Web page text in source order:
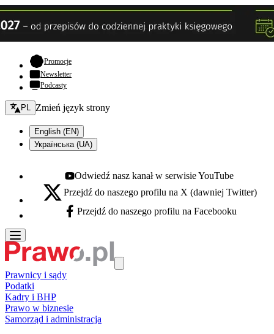
Promocje- otwiera się w nowej karcie
Newsletter
Podcasty
Zmień język - bieżący:
PL Zmień język strony
English (EN)
Українська (UA)
Youtube - otwiera się w nowej karcie
Odwiedź nasz kanał w serwisie YouTube
X - otwiera się w nowej karcie
Przejdź do naszego profilu na X (dawniej Twitter)
Facebook - otwiera się w nowej karcie
Przejdź do naszego profilu na Facebooku
Prawnicy i sądy
Podatki
Kadry i BHP
Prawo w biznesie
Samorząd i administracja